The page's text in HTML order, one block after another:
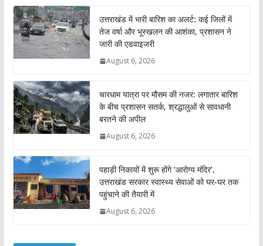
उत्तराखंड में भारी बारिश का अलर्ट: कई जिलों में
तेज वर्षा और भूस्खलन की आशंका, प्रशासन ने
जारी की एडवाइजरी
August 6, 2026
चारधाम यात्रा पर मौसम की नजर: लगातार बारिश
के बीच प्रशासन सतर्क, श्रद्धालुओं से सावधानी
बरतने की अपील
August 6, 2026
पहाड़ी निकायों में शुरू होंगे ‘आरोग्य मंदिर’,
उत्तराखंड सरकार स्वास्थ्य सेवाओं को घर-घर तक
पहुंचाने की तैयारी में
August 6, 2026